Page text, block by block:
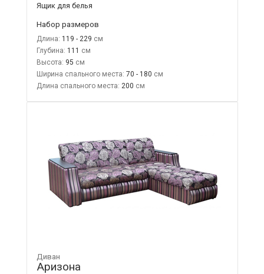
Ящик для белья
Набор размеров
Длина: 119 - 229
Глубина: 111
Высота: 95
Ширина спального места: 70 - 180
Длина спального места: 200
Диван
Аризона